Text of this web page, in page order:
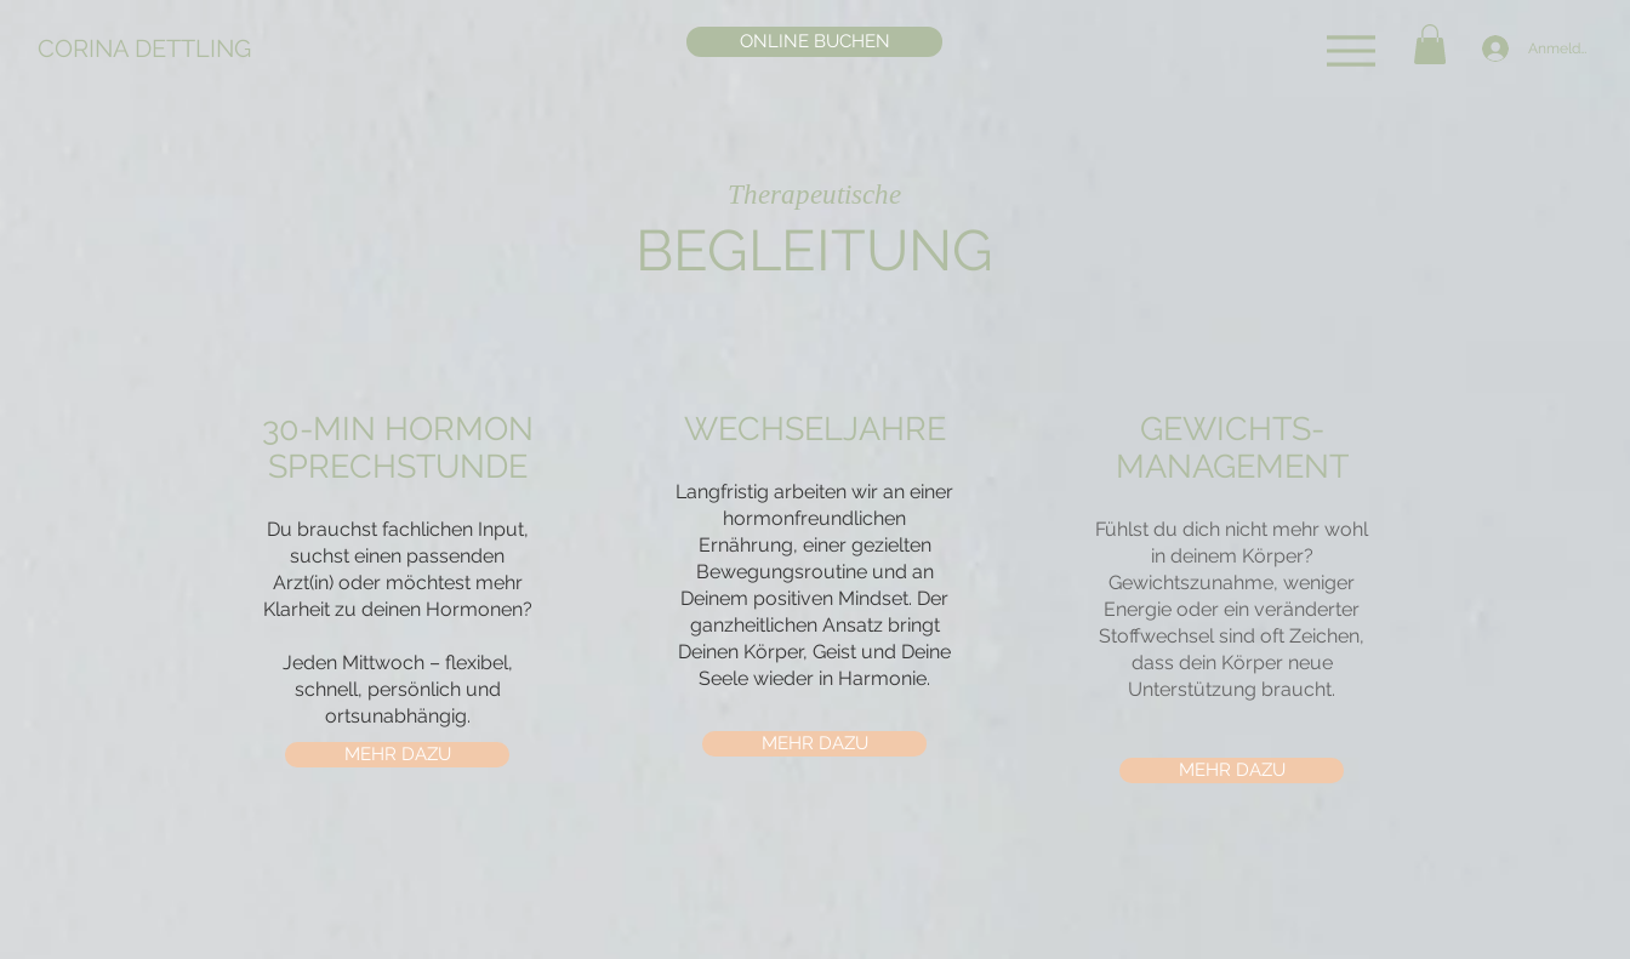
CORINA DETTLING Anmelden
ONLINE BUCHEN
Therapeutische
BEGLEITUNG
30-MIN HORMON
SPRECHSTUNDE
Du brauchst fachlichen Input,
suchst einen passenden
Arzt(in) oder möchtest mehr
Klarheit zu deinen Hormonen?
Jeden Mittwoch – flexibel,
schnell, persönlich und
ortsunabhängig.
MEHR DAZU
WECHSELJAHRE
Langfristig arbeiten wir an einer
hormonfreundlichen
Ernährung, einer gezielten
Bewegungsroutine und an
Deinem positiven Mindset. Der
ganzheitlichen Ansatz bringt
Deinen Körper, Geist und Deine
Seele wieder in Harmonie.
MEHR DAZU
GEWICHTS-
MANAGEMENT
Fühlst du dich nicht mehr wohl
in deinem Körper?
Gewichtszunahme, weniger
Energie oder ein veränderter
Stoffwechsel sind oft Zeichen,
dass dein Körper neue
Unterstützung braucht.
MEHR DAZU